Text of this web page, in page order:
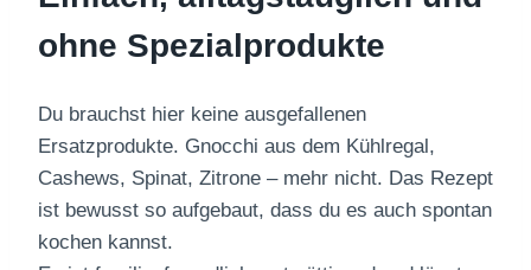
ohne Spezialprodukte
Du brauchst hier keine ausgefallenen
Ersatzprodukte. Gnocchi aus dem Kühlregal,
Cashews, Spinat, Zitrone – mehr nicht. Das Rezept
ist bewusst so aufgebaut, dass du es auch spontan
kochen kannst.